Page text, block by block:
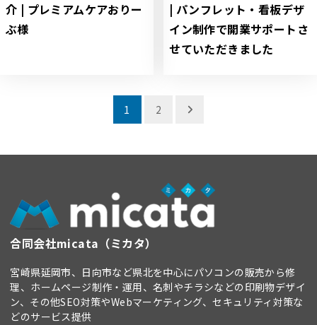
介 | プレミアムケアおりー
ぶ様
| パンフレット・看板デザ
イン制作で開業サポートさ
せていただきました
ナ
ー
シ
ョ
ン
1 2
合同会社micata（ミカタ）
宮崎県延岡市、日向市など県北を中心にパソコンの販売から修
理、ホームページ制作・運用、名刺やチラシなどの印刷物デザイ
ン、その他SEO対策やWebマーケティング、セキュリティ対策な
どのサービス提供